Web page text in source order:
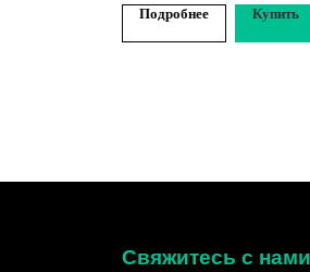
Подробнее Купить
Свяжитесь с